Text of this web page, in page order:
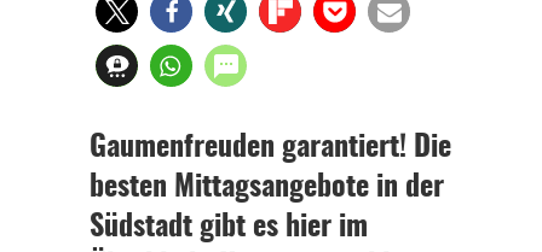
Gaumenfreuden garantiert! Die
besten Mittagsangebote in der
Südstadt gibt es hier im